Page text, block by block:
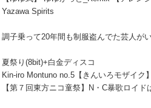
Yazawa Spirits
調子乗って20年間も制服盗んでた芸人が
夏祭り(8bit)+白金ディスコ
Kin-iro Montuno no.5【きんいろモザイク
【第７回東方ニコ童祭】N・C暴歌ロイ